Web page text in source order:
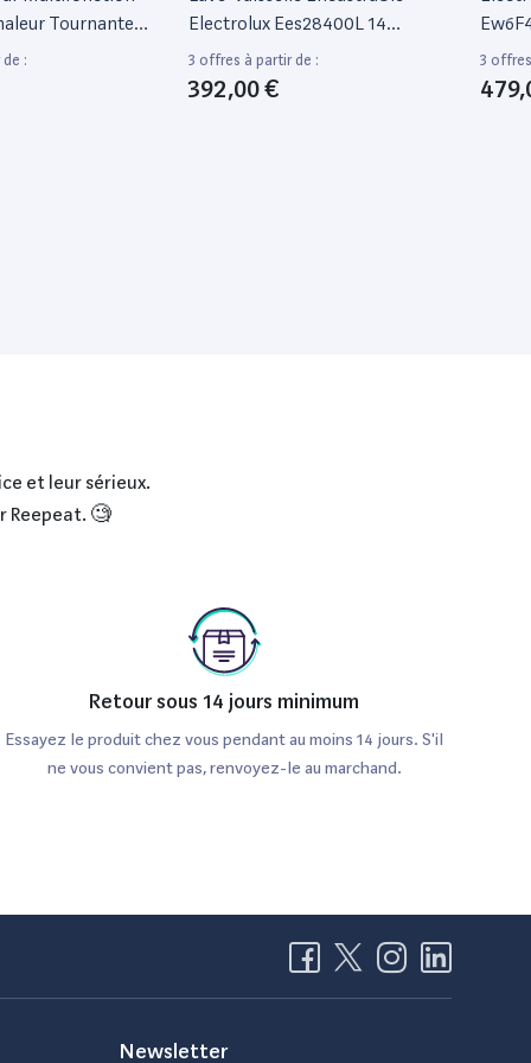
Tournante
- Noir - Porte
:
Electrolux Ees28400L 14
Couverts Blanc
3 offres à partir de :
392,00 €
-
66
3
et leur sérieux.
Reepeat. 🧐
Retour sous 14 jours minimum
Essayez le produit chez vous pendant au moins 14 jours. S'il
ne vous convient pas, renvoyez-le au marchand.
Newsletter